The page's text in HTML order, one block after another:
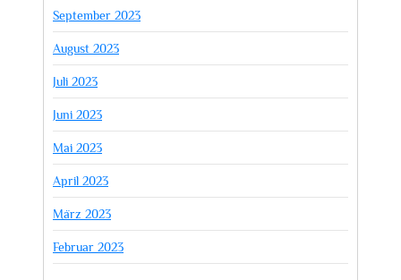
September 2023
August 2023
Juli 2023
Juni 2023
Mai 2023
April 2023
März 2023
Februar 2023